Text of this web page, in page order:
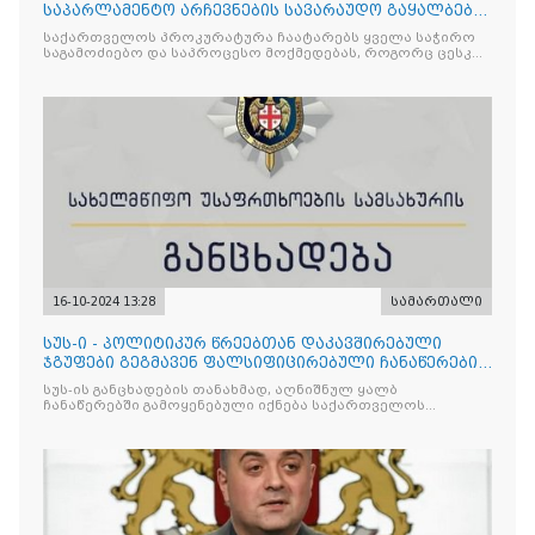
საპარლამენტო არჩევნების სავარაუდო გაყალბების
ფაქტზე გამოძიების დაწყების შესახებ
საქართველოს პროკურატურა ჩაატარებს ყველა საჭირო
საგამოძიებო და საპროცესო მოქმედებას, როგორც ცესკო-
16-10-2024 13:28 სამართალი
სუს-ი - პოლიტიკურ წრეებთან დაკავშირებული
ჯგუფები გეგმავენ ფალსიფიცირებული ჩანაწერების
გავრცელებას
სუს-ის განცხადების თანახმად, აღნიშნულ ყალბ
ჩანაწერებში გამოყენებული იქნება საქართველოს